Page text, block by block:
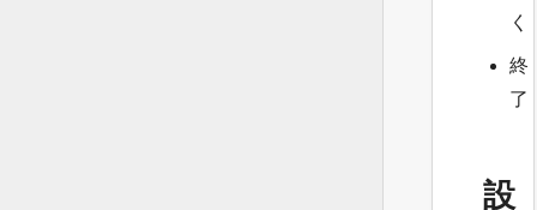
く
終
了
設